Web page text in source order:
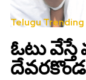
Telugu Trending
ఓటు
దేవరకొండ